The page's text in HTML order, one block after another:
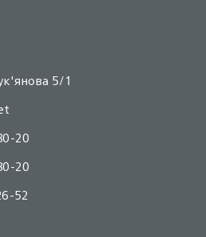
5/1
20
20
52